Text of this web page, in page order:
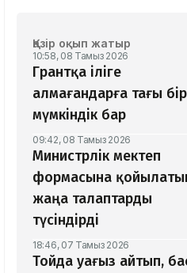
Қазір оқып жатыр
10:58, 08 Тамыз 2026
Грантқа іліге
алмағандарға тағы бір
мүмкіндік бар
09:42, 08 Тамыз 2026
Министрлік мектеп
формасына
жаңа талаптарды
түсіндірді
18:46, 07 Тамыз 2026
Тойда уағыз айтып,